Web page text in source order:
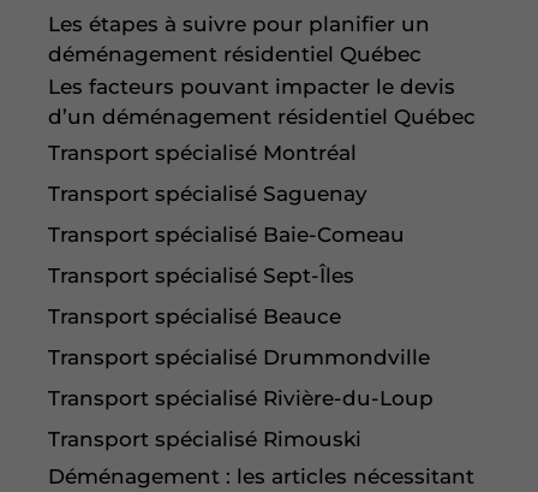
Les étapes à suivre pour planifier un
déménagement résidentiel Québec
Les facteurs pouvant impacter le devis
d’un déménagement résidentiel Québec
Transport spécialisé Montréal
Transport spécialisé Saguenay
Transport spécialisé Baie-Comeau
Transport spécialisé Sept-Îles
Transport spécialisé Beauce
Transport spécialisé Drummondville
Transport spécialisé Rivière-du-Loup
Transport spécialisé Rimouski
Déménagement : les articles nécessitant